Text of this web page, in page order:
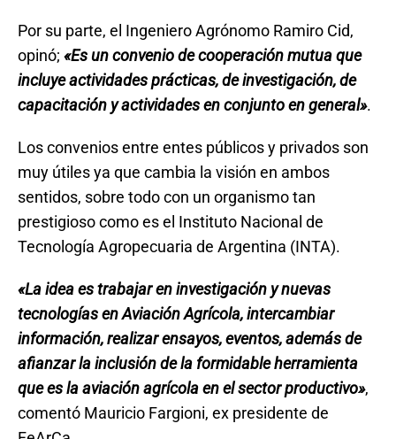
Por su parte, el Ingeniero Agrónomo Ramiro Cid,
opinó; «Es un convenio de cooperación mutua que
incluye actividades prácticas, de investigación, de
capacitación y actividades en conjunto en general».
Los convenios entre entes públicos y privados son
muy útiles ya que cambia la visión en ambos
sentidos, sobre todo con un organismo tan
prestigioso como es el Instituto Nacional de
Tecnología Agropecuaria de Argentina (INTA).
«La idea es trabajar en investigación y nuevas
tecnologías en Aviación Agrícola, intercambiar
información, realizar ensayos, eventos, además de
afianzar la inclusión de la formidable herramienta
que es la aviación agrícola en el sector productivo»,
comentó Mauricio Fargioni, ex presidente de